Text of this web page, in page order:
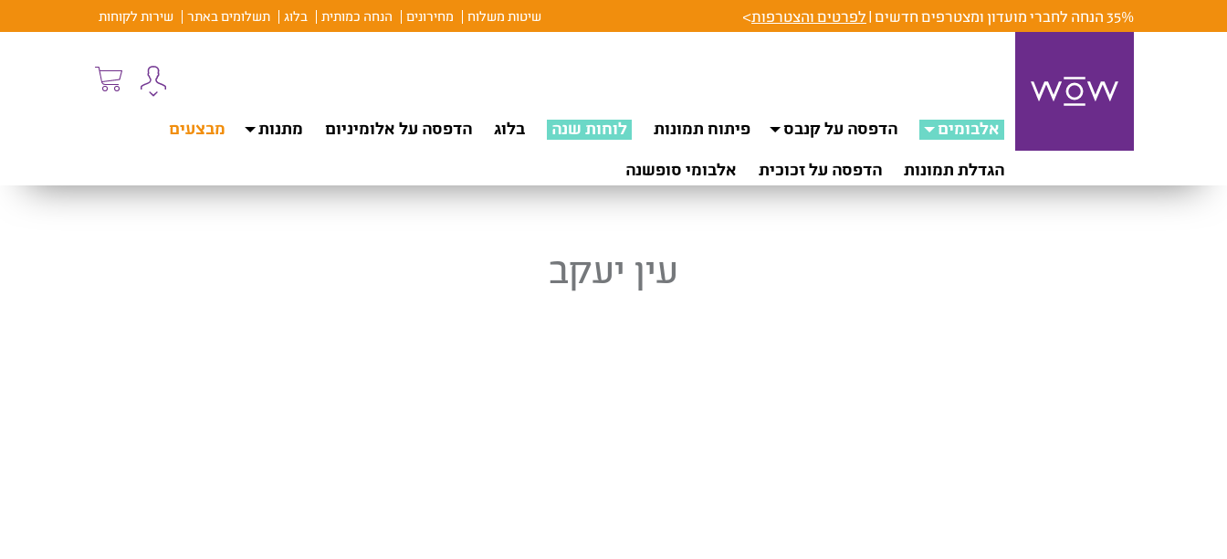
35% הנחה לחברי מועדון ומצטרפים חדשים | לפרטים והצטרפות> שיטות משלוח מחירונים הנחה כמותית בלוג תשלומים באתר שירות לקוחות
אלבומים הדפסה על קנבס פיתוח תמונות לוחות שנה בלוג הדפסה על אלומיניום מתנות
מבצעים
הגדלת תמונות
הדפסה על זכוכית אלבומי סופשנה
עין יעקב